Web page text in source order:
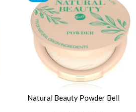
Natural Beauty Powder Bell